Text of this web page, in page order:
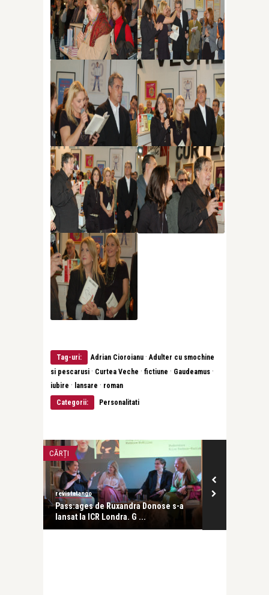
Tag-uri: Adrian Cioroianu · Adulter cu smochine
si pescarusi · Curtea Veche · fictiune · Gaudeamus ·
iubire · lansare · roman
Categorii:
Personalitati
CĂRȚI
revistatango
Pass:ages de Ruxandra Donose s-a
lansat la ICR Londra. G ...